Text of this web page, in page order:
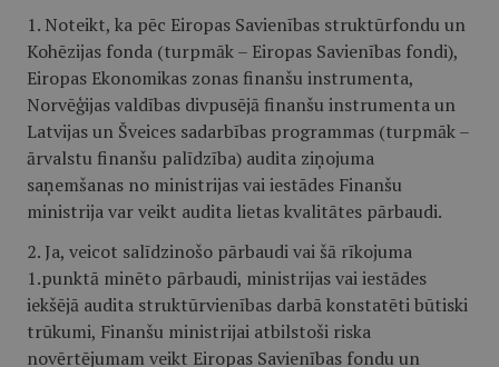
1. Noteikt, ka pēc Eiropas Savienības struktūrfondu un
Kohēzijas fonda (turpmāk – Eiropas Savienības fondi),
Eiropas Ekonomikas zonas finanšu instrumenta,
Norvēģijas valdības divpusējā finanšu instrumenta un
Latvijas un Šveices sadarbības programmas (turpmāk –
ārvalstu finanšu palīdzība) audita ziņojuma
saņemšanas no ministrijas vai iestādes Finanšu
ministrija var veikt audita lietas kvalitātes pārbaudi.
2. Ja, veicot salīdzinošo pārbaudi vai šā rīkojuma
1.punktā minēto pārbaudi, ministrijas vai iestādes
iekšējā audita struktūrvienības darbā konstatēti būtiski
trūkumi, Finanšu ministrijai atbilstoši riska
novērtējumam veikt Eiropas Savienības fondu un